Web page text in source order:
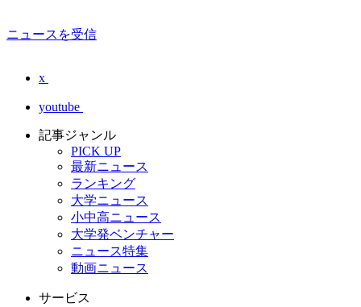
ニュースを受信
x
youtube
記事ジャンル
PICK UP
最新ニュース
ランキング
大学ニュース
小中高ニュース
大学発ベンチャー
ニュース特集
動画ニュース
サービス